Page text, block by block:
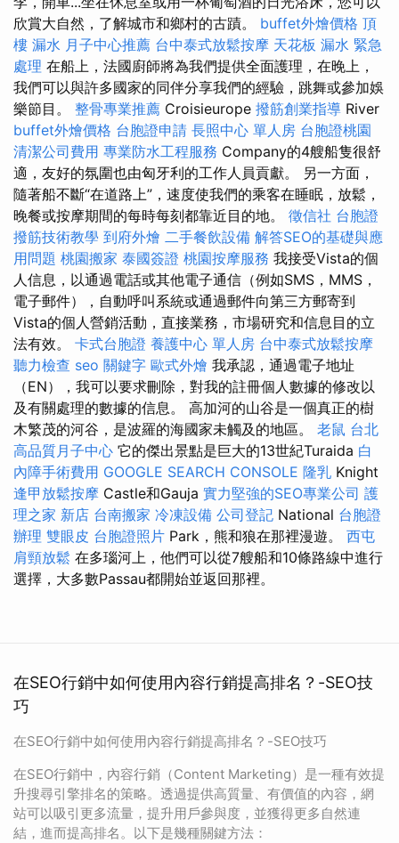
欣賞大自然，了解城市和鄉村的古蹟。 buffet外燴價格 頂
樓 漏水 月子中心推薦 台中泰式放鬆按摩 天花板 漏水 緊急
處理 在船上，法國廚師將為我們提供全面護理，在晚上，
我們可以與許多國家的同伴分享我們的經驗，跳舞或參加娛
樂節目。 整骨專業推薦 Croisieurope 撥筋創業指導 River
buffet外燴價格 台胞證申請 長照中心 單人房 台胞證桃園
清潔公司費用 專業防水工程服務 Company的4艘船隻很舒
適，友好的氛圍也由匈牙利的工作人員貢獻。 另一方面，
隨著船不斷“在道路上”，速度使我們的乘客在睡眠，放鬆，
晚餐或按摩期間的每時每刻都靠近目的地。 徵信社 台胞證
撥筋技術教學 到府外燴 二手餐飲設備 解答SEO的基礎與應
用問題 桃園搬家 泰國簽證 桃園按摩服務 我接受Vista的個
人信息，以通過電話或其他電子通信（例如SMS，MMS，
電子郵件），自動呼叫系統或通過郵件向第三方郵寄到
Vista的個人營銷活動，直接業務，市場研究和信息目的立
法有效。 卡式台胞證 養護中心 單人房 台中泰式放鬆按摩
聽力檢查 seo 關鍵字 歐式外燴 我承認，通過電子地址
（EN），我可以要求刪除，對我的註冊個人數據的修改以
及有關處理的數據的信息。 高加河的山谷是一個真正的樹
木繁茂的河谷，是波羅的海國家未觸及的地區。 老鼠 台北
高品質月子中心 它的傑出景點是巨大的13世紀Turaida 白
內障手術費用 GOOGLE SEARCH CONSOLE 隆乳 Knight
逢甲放鬆按摩 Castle和Gauja 實力堅強的SEO專業公司 護
理之家 新店 台南搬家 冷凍設備 公司登記 National 台胞證
辦理 雙眼皮 台胞證照片 Park，熊和狼在那裡漫遊。 西屯
肩頸放鬆 在多瑙河上，他們可以從7艘船和10條路線中進行
選擇，大多數Passau都開始並返回那裡。
在SEO行銷中如何使用內容行銷提高排名？-SEO技
巧
在SEO行銷中如何使用內容行銷提高排名？-SEO技巧
在SEO行銷中，內容行銷（Content Marketing）是一種有效提
升搜尋引擎排名的策略。透過提供高質量、有價值的內容，網
站可以吸引更多流量，提升用戶參與度，並獲得更多自然連
結，進而提高排名。以下是幾種關鍵方法：